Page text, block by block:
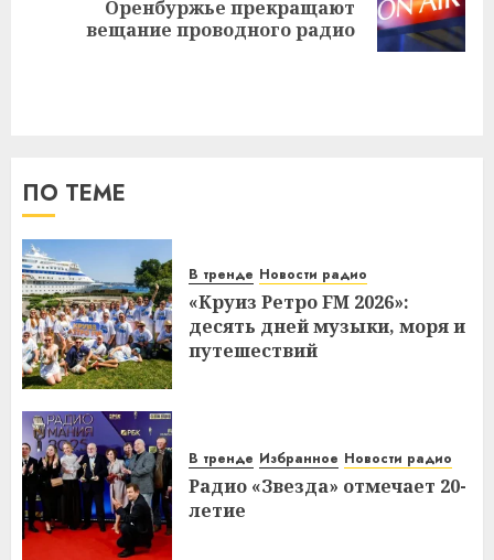
запись:
Оренбуржье прекращают
вещание проводного радио
ПО ТЕМЕ
В тренде Новости радио
«Круиз Ретро FM 2026»:
десять дней музыки, моря и
путешествий
В тренде Избранное Новости радио
Радио «Звезда» отмечает 20-
летие